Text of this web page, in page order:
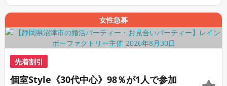
女性急募
先着割引
個室Style《30代中心》98％が1人で参加